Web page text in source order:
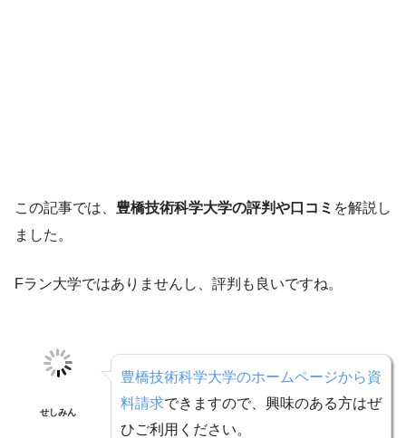
この記事では、 豊橋技術科学大学の評判や口コミ を解説し
ました。
Fラン大学ではありませんし、評判も良いですね。
せしみん
豊橋技術科学大学のホームページから資
料請求できますので、興味のある方はぜ
ひご利用ください。